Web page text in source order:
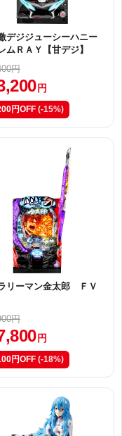
デジジューシーハニー
ムＲＡＹ【甘デジ】
円
円
円OFF (-15%)
リーマン金太郎 ＦＶ
円
円
円OFF (-18%)